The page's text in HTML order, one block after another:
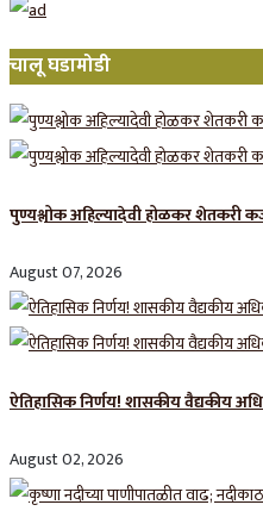
चालू घडामोडी
पुण्यश्लोक अहिल्यादेवी होळकर शेतकरी
August 07, 2026
ऐतिहासिक निर्णय! शासकीय वैद्यकीय
August 02, 2026